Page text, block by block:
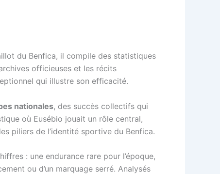
du Benfica, il compile des statistiques
officieuses et les récits
qui illustre son efficacité.
nationales, des succès collectifs qui
où Eusébio jouait un rôle central,
piliers de l’identité sportive du Benfica.
: une endurance rare pour l’époque,
ou d’un marquage serré. Analysés